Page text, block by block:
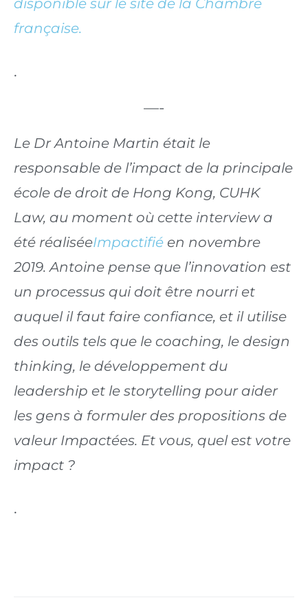
française.
.
—-
Le Dr Antoine Martin était le
responsable de l’impact de la principale
école de droit de Hong Kong, CUHK
Law, au moment où cette interview a
été réaliséeImpactifié en novembre
2019. Antoine pense que l’innovation est
un processus qui doit être nourri et
auquel il faut faire confiance, et il utilise
des outils tels que le coaching, le design
thinking, le développement du
leadership et le storytelling pour aider
les gens à formuler des propositions de
valeur Impactées. Et vous, quel est votre
impact ?
.